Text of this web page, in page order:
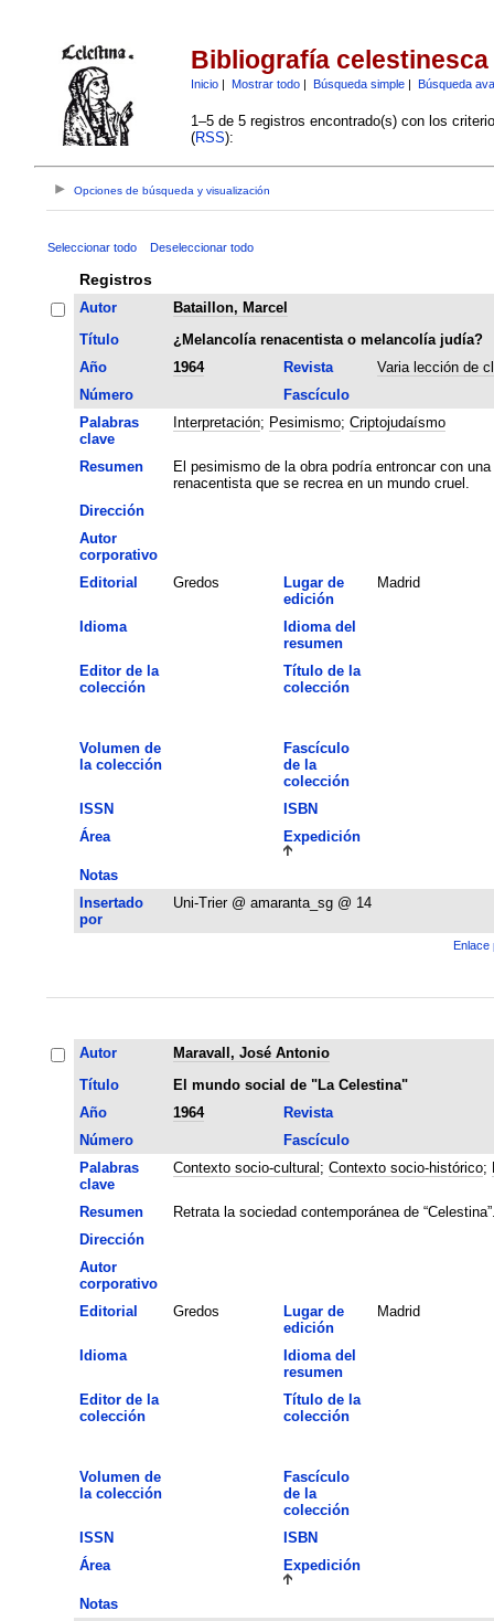
Bibliografía celestinesca
Inicio| Mostrar todo| Búsqueda simple| Búsqueda
1–5 de 5 registros encontrado(s) con los
(RSS):
Opciones de búsqueda y visualización
Seleccionar todo Deseleccionar todo
Registros
Autor
Bataillon, Marcel
Título
¿Melancolía renacentista o melancolía judía?
Año
1964 Revista
Varia lección de
Número
Fascículo
Palabras
clave
Interpretación; Pesimismo; Criptojudaísmo
Resumen
El pesimismo de la obra podría entroncar con
renacentista que se recrea en un mundo cruel.
Dirección
Autor
corporativo
Editorial
Gredos
Lugar de
edición
Madrid
Idioma
Idioma del
resumen
Editor de la
colección
Título de la
colección
Volumen de
la colección
Fascículo
de la
colección
ISSN
ISBN
Área
Expedición
Notas
Insertado
por
Uni-Trier @ amaranta_sg @ 14
Enlace
Autor
Maravall, José Antonio
Título
El mundo social de "La Celestina"
Año
1964
Revista
Número
Fascículo
Palabras
clave
Contexto socio-cultural ; Contexto socio-histórico;
Resumen
Retrata la sociedad contemporánea de
Dirección
Autor
corporativo
Editorial
Gredos
Lugar de
edición
Madrid
Idioma
Idioma del
resumen
Editor de la
colección
Título de la
colección
Volumen de
la colección
Fascículo
de la
colección
ISSN
ISBN
Área
Expedición
Notas